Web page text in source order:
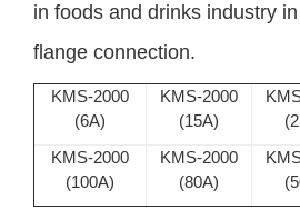
in foods and drinks industry
flange connection.
KMS-2000
(6A)
KMS-2000
(15A)
KMS-2000
(100A)
KMS-2000
(80A)